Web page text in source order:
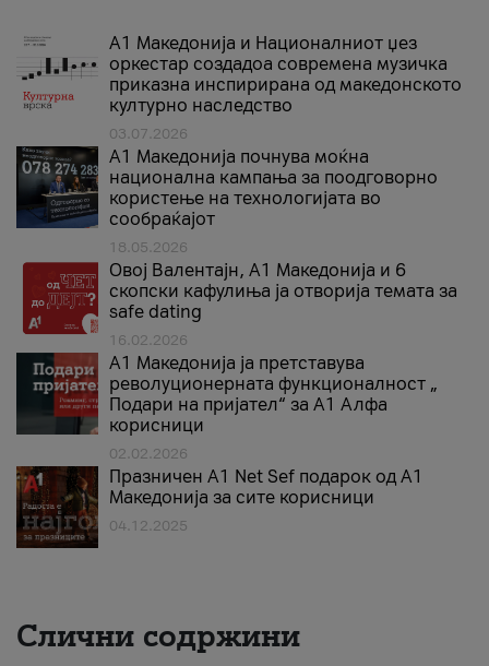
А1 Македонија и Националниот џез
оркестар создадоа современа музичка
приказна инспирирана од македонското
културно наследство
03.07.2026
A1 Македонија почнува моќна
национална кампања за поодговорно
користење на технологијата во
сообраќајот
18.05.2026
Овој Валентајн, A1 Македонија и 6
скопски кафулиња ја отворија темата за
safe dating
16.02.2026
А1 Македонија ја претставува
револуционерната функционалност „
Подари на пријател“ за А1 Алфа
корисници
02.02.2026
Празничен A1 Net Sеf подарок од А1
Македонија за сите корисници
04.12.2025
Слични содржини